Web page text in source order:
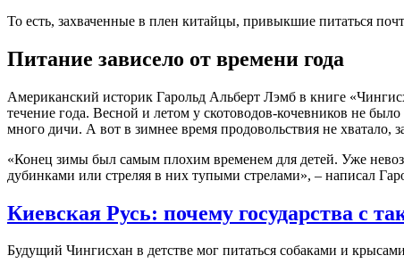
То есть, захваченные в плен китайцы, привыкшие питаться
Питание зависело от времени года
Американский историк Гарольд Альберт Лэмб в книге
течение года. Весной и летом у скотоводов-кочевников не
много дичи. А вот в зимнее время продовольствия не хватало,
«Конец зимы был самым плохим временем для детей. Уже
дубинками или стреляя в них тупыми стрелами», – написал
Киевская Русь: почему государства с
Будущий Чингисхан в детстве мог питаться собаками и